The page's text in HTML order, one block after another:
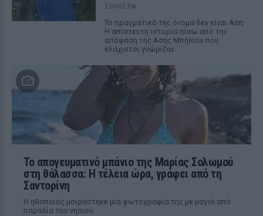
ΣΉΜΕΡΑ
Το πραγματικό της όνομα δεν είναι Αση:
Η απίστευτη ιστορία πίσω από την
απόφαση της Ασης Μπήλιου που
ελάχιστοι γνώριζαν
Το απογευματινό μπάνιο της Μαρίας Σολωμού
στη θάλασσα: Η τέλεια ώρα, γράφει από τη
Σαντορίνη
Η ηθοποιός μοιράστηκε μία φωτογραφία της με μαγιό από
παραλία του νησιού